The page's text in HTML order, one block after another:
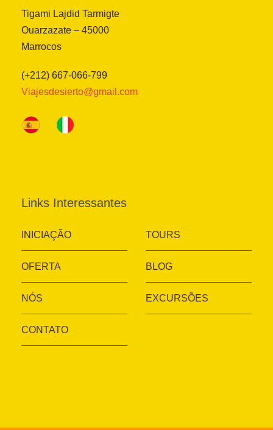
Tigami Lajdid Tarmigte
Ouarzazate – 45000
Marrocos
(+212) 667-066-799
Viajesdesierto@gmail.com
Links Interessantes
INICIAÇÃO TOURS
OFERTA BLOG
NÓS EXCURSÕES
CONTATO